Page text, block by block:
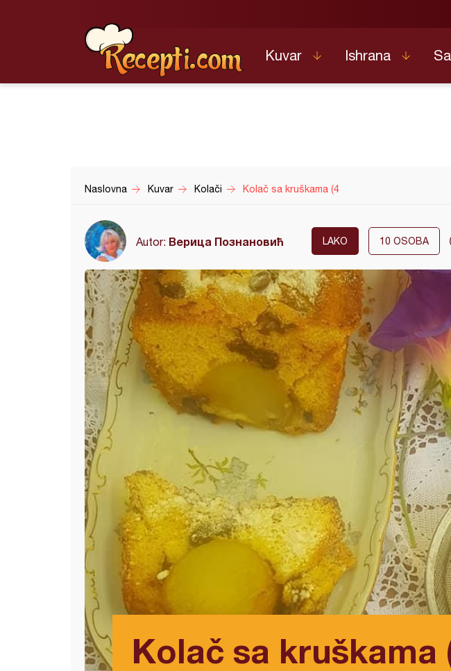
Kuvar Ishrana
Naslovna Kuvar Kolači Kolač sa kruškama (4
Autor: Верица Познановић LAKO 10 OSOBA
Kolač sa kruškama